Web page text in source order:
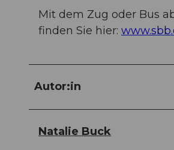
Mit dem Zug oder Bus
finden Sie hier:
Autor:in
Natalie Buck